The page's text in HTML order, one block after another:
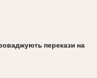
перекази на